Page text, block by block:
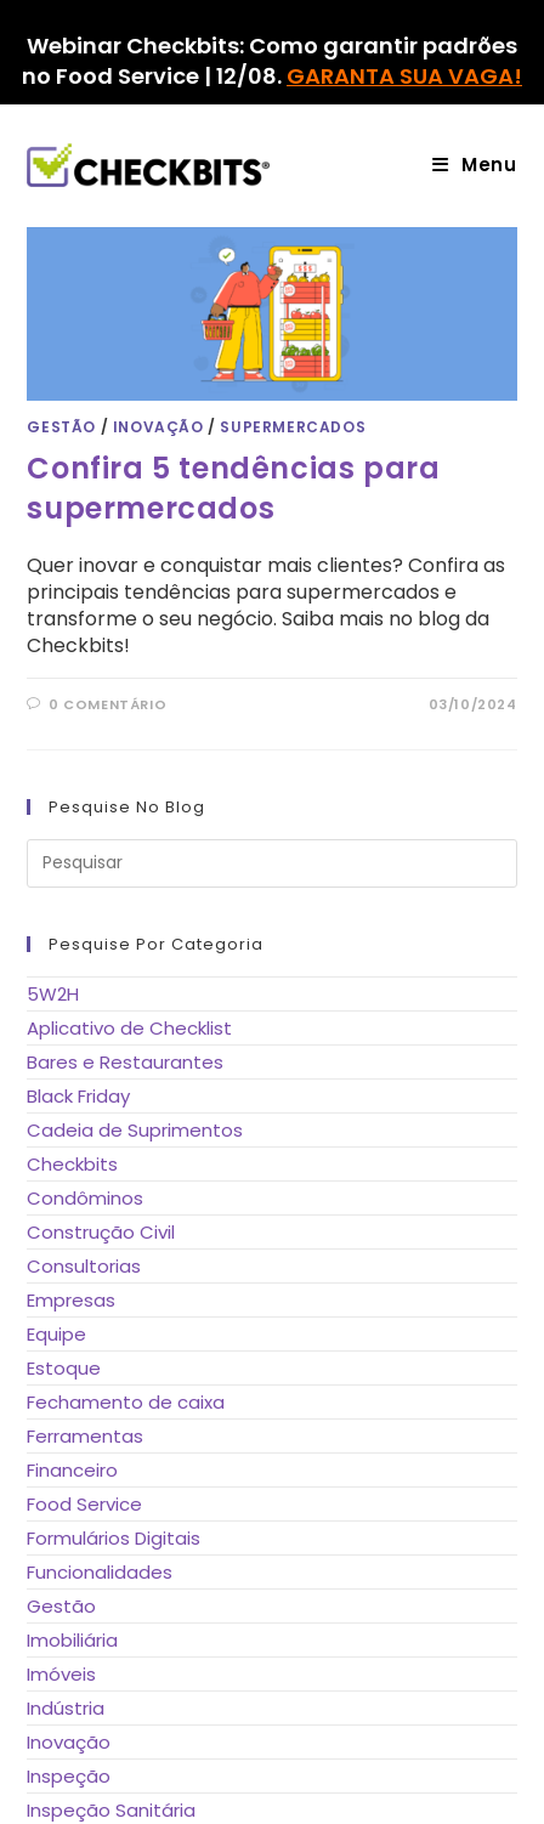
para
conteúdo
Webinar Checkbits: Como garantir padrões
no Food Service | 12/08. GARANTA SUA VAGA!
Menu
GESTÃO / INOVAÇÃO / SUPERMERCADOS
Confira 5 tendências para
supermercados
Quer inovar e conquistar mais clientes? Confira as
principais tendências para supermercados e
transforme o seu negócio. Saiba mais no blog da
Checkbits!
0 COMENTÁRIO 03/10/2024
Pesquise No Blog
Pesquise Por Categoria
5W2H
Aplicativo de Checklist
Bares e Restaurantes
Black Friday
Cadeia de Suprimentos
Checkbits
Condôminos
Construção Civil
Consultorias
Empresas
Equipe
Estoque
Fechamento de caixa
Ferramentas
Financeiro
Food Service
Formulários Digitais
Funcionalidades
Gestão
Imobiliária
Imóveis
Indústria
Inovação
Inspeção
Inspeção Sanitária